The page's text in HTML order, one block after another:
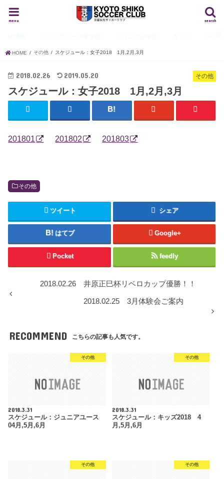
search
menu
HOME その他 スケジュール：女子2018 1月,2月,3月
その他
2018.02.26 2019.05.20
スケジュール：女子2018 1月,2月,3月
201801 201802 201803
その他
ツイート シェア
はてブ Google+
Pocket feedly
2018.02.26 井原正巳杯リベロカップ優勝！！
2018.02.25 3月体験会ご案内
RECOMMEND こちらの記事も人気です。
その他
2018.3.31
スケジュール：ジュニアユース
04月,5月,6月
その他
2018.3.31
スケジュール：キッズ2018 4
月,5月,6月
その他 その他